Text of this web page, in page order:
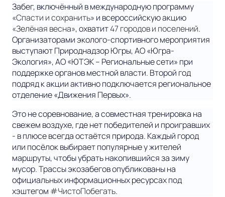
Забег, включённый в международную программу
«Спасти и сохранить» и всероссийскую акцию
«Зелёная весна», охватит47 городов и поселений.
Организаторами эколого-спортивного мероприятия
выступают Природнадзор Югры, АО «Югра-
Экология», АО «ЮТЭК – Региональные сети» при
поддержке органов местной власти. Второй год
подряд к акции активно подключается региональное
отделение «Движения Первых».
Это не соревнование, а совместная тренировка на
свежем воздухе, где нет победителей и проигравших
- в плюсе всегда остаётся природа. Каждый город
или посёлок выбирает популярные у жителей
маршруты, чтобы убрать накопившийся за зиму
мусор. Трассы экозабегов опубликованы на
официальных информационных ресурсах под
хэштегом #ЧистоПобегать.